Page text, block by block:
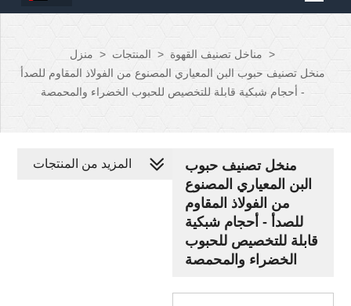
منزل > المنتجات > مناخل تصنيف القهوة >
منخل تصنيف حبوب البن المعياري المصنوع من الفولاذ المقاوم للصدأ
- أحجام شبكية قابلة للتخصيص للحبوب الخضراء والمحمصة
منخل تصنيف حبوب
البن المعياري المصنوع
من الفولاذ المقاوم
للصدأ - أحجام شبكية
قابلة للتخصيص للحبوب
الخضراء والمحمصة
المزيد من المنتجات